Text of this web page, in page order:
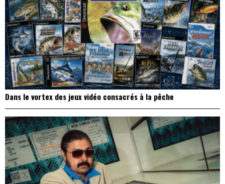
Dans le vortex des jeux vidéo consacrés à la pêche